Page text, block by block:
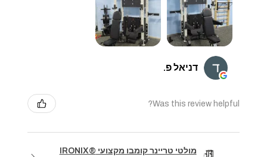
דניאל פ.
Was this review helpful?
מולטי טריינר קומבו מקצועי IRONIX®